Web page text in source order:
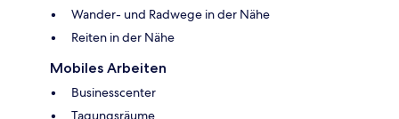
Wander- und Radwege in der Nähe
Reiten in der Nähe
Mobiles Arbeiten
Businesscenter
Tagungsräume